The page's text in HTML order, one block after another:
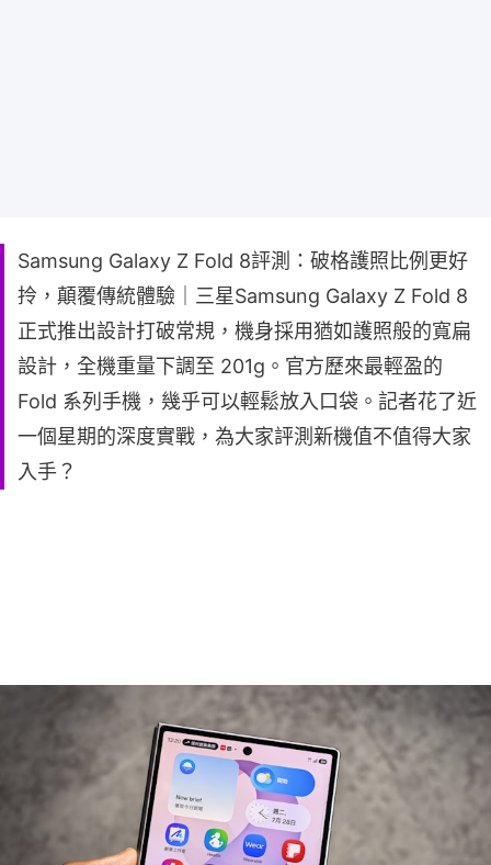
Samsung Galaxy Z Fold 8評測：破格護照比例更好
拎，顛覆傳統體驗｜三星Samsung Galaxy Z Fold 8
正式推出設計打破常規，機身採用猶如護照般的寬扁
設計，全機重量下調至 201g。官方歷來最輕盈的
Fold 系列手機，幾乎可以輕鬆放入口袋。記者花了近
一個星期的深度實戰，為大家評測新機值不值得大家
入手？